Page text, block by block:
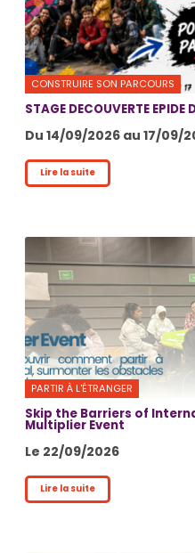
CONSTRUIRE SON PARCOURS
STAGE DECOUVERTE EPIDE
Du 14/09/2026 au 17/09/
Lire la suite
PARTIR À L'ÉTRANGER
Skip the Barriers of
Multiplier Event
Le 22/09/2026
Lire la suite